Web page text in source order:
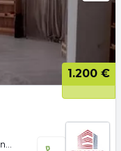
1.200 €
Agencija • Kuća • Podrum • Garaža i parking • Useljivo